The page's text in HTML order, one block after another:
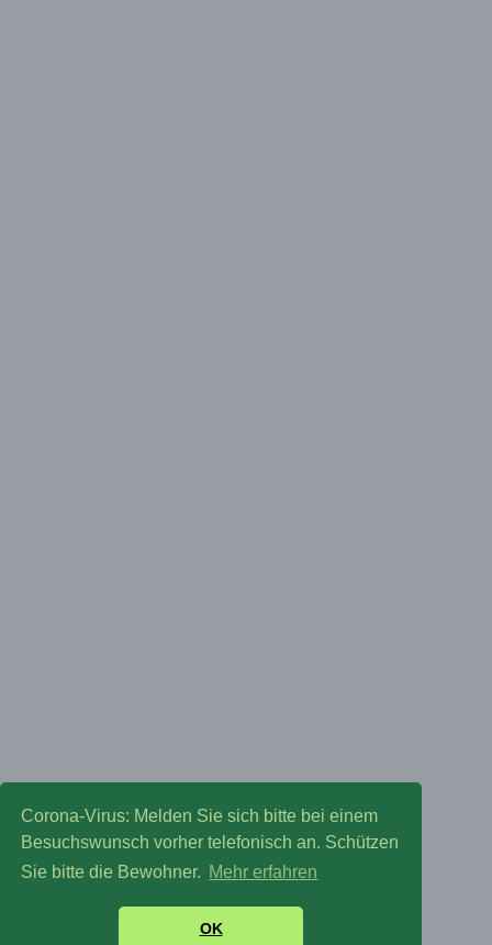
Corona-Virus: Melden Sie sich bitte bei einem
Besuchswunsch vorher telefonisch an. Schützen
Sie bitte die Bewohner. Mehr erfahren
OK